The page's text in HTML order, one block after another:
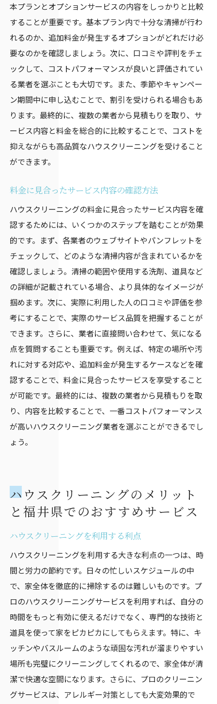
本プランとオプションサービスの内容をしっかりと比較
することが重要です。基本プラン内で十分な清掃が行わ
れるのか、追加料金が発生するオプションがどれだけ必
要なのかを確認しましょう。次に、口コミや評判をチェ
ックして、コストパフォーマンスが良いと評価されてい
る業者を選ぶことも大切です。また、季節やキャンペー
ン期間中に申し込むことで、割引を受けられる場合もあ
ります。最終的に、複数の業者から見積もりを取り、サ
ービス内容と料金を総合的に比較することで、コストを
抑えながらも高品質なハウスクリーニングを受けること
ができます。
料金に見合ったサービス内容の確認方法
ハウスクリーニングの料金に見合ったサービス内容を確
認するためには、いくつかのステップを踏むことが効果
的です。まず、各業者のウェブサイトやパンフレットを
チェックして、どのような清掃内容が含まれているかを
確認しましょう。清掃の範囲や使用する洗剤、道具など
の詳細が記載されている場合、より具体的なイメージが
掴めます。次に、実際に利用した人の口コミや評価を参
考にすることで、実際のサービス品質を把握することが
できます。さらに、業者に直接問い合わせて、気になる
点を質問することも重要です。例えば、特定の場所や汚
れに対する対応や、追加料金が発生するケースなどを確
認することで、料金に見合ったサービスを享受すること
が可能です。最終的には、複数の業者から見積もりを取
り、内容を比較することで、一番コストパフォーマンス
が高いハウスクリーニング業者を選ぶことができるでし
ょう。
ハウスクリーニングのメリット
と福井県でのおすすめサービス
ハウスクリーニングを利用する利点
ハウスクリーニングを利用する大きな利点の一つは、時
間と労力の節約です。日々の忙しいスケジュールの中
で、家全体を徹底的に掃除するのは難しいものです。プ
ロのハウスクリーニングサービスを利用すれば、自分の
時間をもっと有効に使えるだけでなく、専門的な技術と
道具を使って家をピカピカにしてもらえます。特に、キ
ッチンやバスルームのような頑固な汚れが溜まりやすい
場所も完璧にクリーニングしてくれるので、家全体が清
潔で快適な空間になります。さらに、プロのクリーニン
グサービスは、アレルギー対策としても大変効果的で